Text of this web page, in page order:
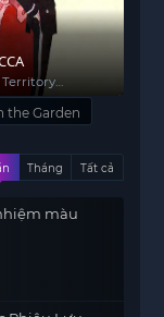
Territory
Department
the Garden
Tháng Tất cả
màu